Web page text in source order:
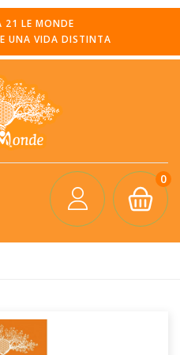
21 LE MONDE
UNA VIDA DISTINTA
0